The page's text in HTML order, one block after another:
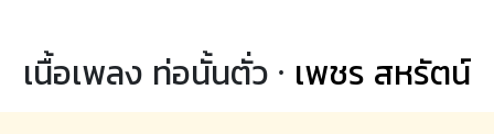
เนื้อเพลง ท่อนั้นตั่ว · เพชร สหรัตน์